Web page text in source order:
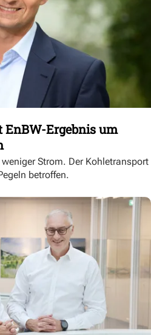
Ergebnis um
Strom. Der Kohletransport
betroffen.